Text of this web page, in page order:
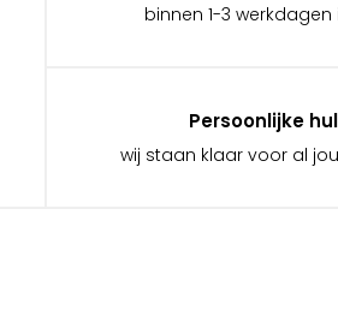
binnen 1-3 werkdagen
Persoonlijke
wij staan klaar voor al